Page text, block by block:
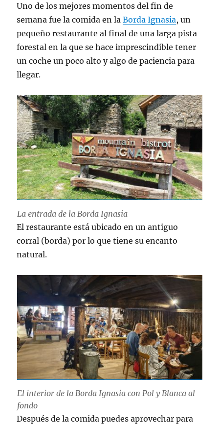
Uno de los mejores momentos del fin de
semana fue la comida en laBorda Ignasia, un
pequeño restaurante al final de una larga pista
forestal en la que se hace imprescindible tener
un coche un poco alto y algo de paciencia para
llegar.
La entrada de la Borda Ignasia
El restaurante está ubicado en un antiguo
corral (borda) por lo que tiene su encanto
natural.
El interior de la Borda Ignasia con Pol y Blanca al
fondo
Después de la comida puedes aprovechar para